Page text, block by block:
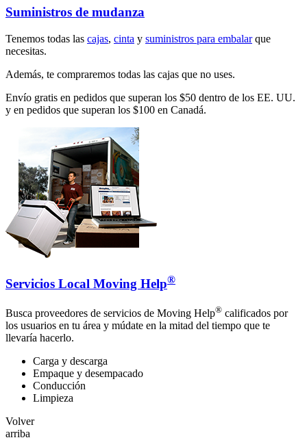
Suministros de mudanza
Tenemos todas las cajas, cinta y suministros para embalarque
necesitas.
Además, te compraremos todas las cajas que no uses.
Envío gratis en pedidos que superan los $50 dentro de los EE. UU.
y en pedidos que superan los $100 en Canadá.
Servicios Local Moving Help®
Busca proveedores de servicios de Moving Help® calificados por
los usuarios en tu área y múdate en la mitad del tiempo que te
llevaría hacerlo.
Carga y descarga
Empaque y desempacado
Conducción
Limpieza
Volver
arriba